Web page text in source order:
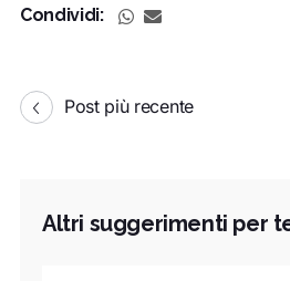
Condividi:
Post più recente
Altri suggerimenti per